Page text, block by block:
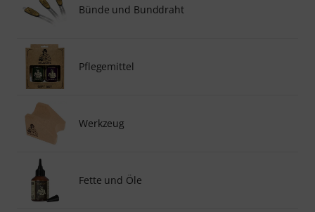
Bünde und Bunddraht
Pflegemittel
Werkzeug
Fette und Öle